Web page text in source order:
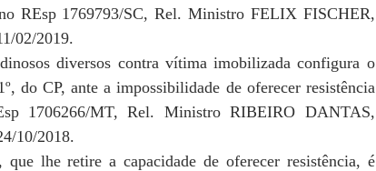
REsp 1769793/SC, Rel. Ministro FELIX FISCHER,
02/2019.
diversos contra vítima imobilizada configura o
do CP, ante a impossibilidade de oferecer resistência
1706266/MT, Rel. Ministro RIBEIRO DANTAS,
10/2018.
lhe retire a capacidade de oferecer resistência, é